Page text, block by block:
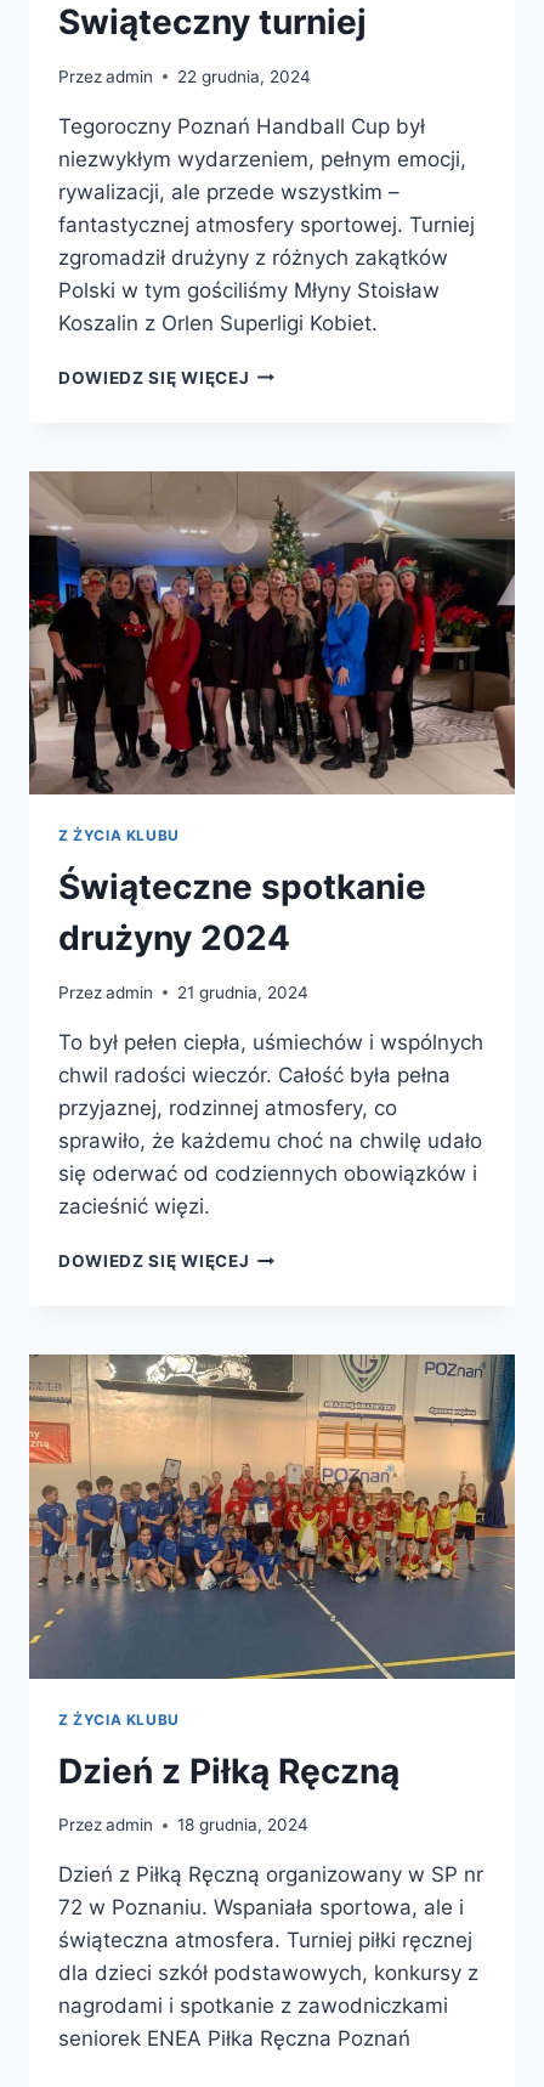
Swiąteczny turniej
Przezadmin 22 grudnia, 2024
Tegoroczny Poznań Handball Cup był
niezwykłym wydarzeniem, pełnym emocji,
rywalizacji, ale przede wszystkim –
fantastycznej atmosfery sportowej. Turniej
zgromadził drużyny z różnych zakątków
Polski w tym gościliśmy Młyny Stoisław
Koszalin z Orlen Superligi Kobiet.
DOWIEDZ SIĘ WIĘCEJ SWIĄTECZNY
Z ŻYCIA KLUBU
Świąteczne spotkanie
drużyny 2024
Przezadmin 21 grudnia, 2024
To był pełen ciepła, uśmiechów i wspólnych
chwil radości wieczór. Całość była pełna
przyjaznej, rodzinnej atmosfery, co
sprawiło, że każdemu choć na chwilę udało
się oderwać od codziennych obowiązków i
zacieśnić więzi.
DOWIEDZ SIĘ WIĘCEJ ŚWIĄTECZNE
Z ŻYCIA KLUBU
Dzień z Piłką Ręczną
Przezadmin 18 grudnia, 2024
Dzień z Piłką Ręczną organizowany w SP nr
72 w Poznaniu. Wspaniała sportowa, ale i
świąteczna atmosfera. Turniej piłki ręcznej
dla dzieci szkół podstawowych, konkursy z
nagrodami i spotkanie z zawodniczkami
seniorek ENEA Piłka Ręczna Poznań